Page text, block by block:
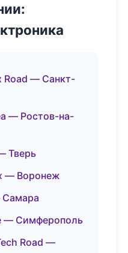
Road — Санкт-
— Ростов-на-
Тверь
— Воронеж
Самара
— Симферополь
Road —